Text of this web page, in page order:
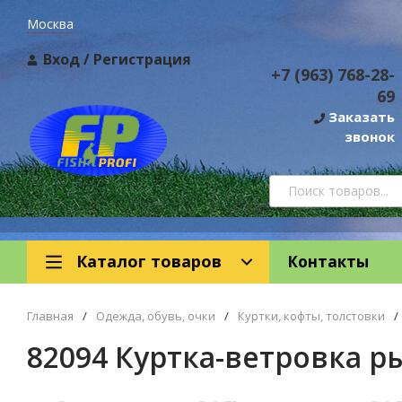
Москва
Вход/ Регистрация
+7 (963) 768-28-
69
Заказать
звонок
Каталог товаров Контакты
Главная / Одежда, обувь, очки / Куртки, кофты, толстовки /
82094 Куртка-ветровка